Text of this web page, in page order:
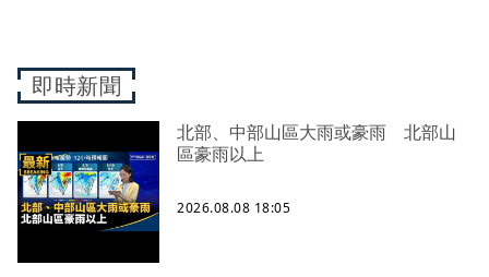
即時新聞
北部、中部山區大雨或豪雨 北部山
區豪雨以上
2026.08.08 18:05